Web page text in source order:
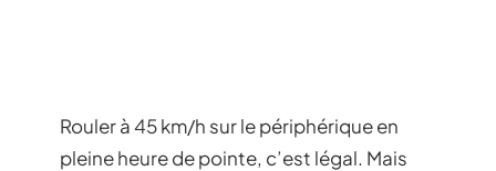
Rouler à 45 km/h sur le périphérique en
pleine heure de pointe, c’est légal. Mais